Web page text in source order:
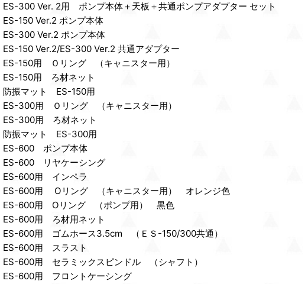
ES-300 Ver. 2用 ポンプ本体＋天板＋共通ポンプアダプター セット
ES-150 Ver.2 ポンプ本体
ES-300 Ver.2 ポンプ本体
ES-150 Ver.2/ES-300 Ver.2 共通アダプター
ES-150用 Ｏリング （キャニスター用）
ES-150用 ろ材ネット
防振マット ES-150用
ES-300用 Ｏリング （キャニスター用）
ES-300用 ろ材ネット
防振マット ES-300用
ES-600 ポンプ本体
ES-600 リヤケーシング
ES-600用 インペラ
ES-600用 Oリング （キャニスター用） オレンジ色
ES-600用 Oリング （ポンプ用） 黒色
ES-600用 ろ材用ネット
ES-600用 ゴムホース3.5cm （ＥＳ-150/300共通）
ES-600用 スラスト
ES-600用 セラミックスピンドル （シャフト）
ES-600用 フロントケーシング